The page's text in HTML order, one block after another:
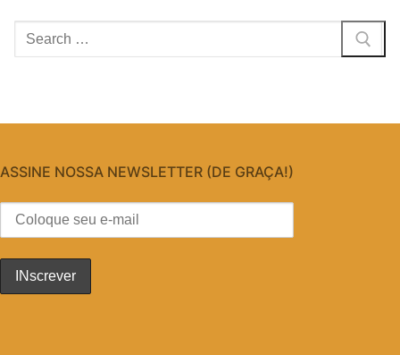
Pesquisar
por:
ASSINE NOSSA NEWSLETTER (DE GRAÇA!)